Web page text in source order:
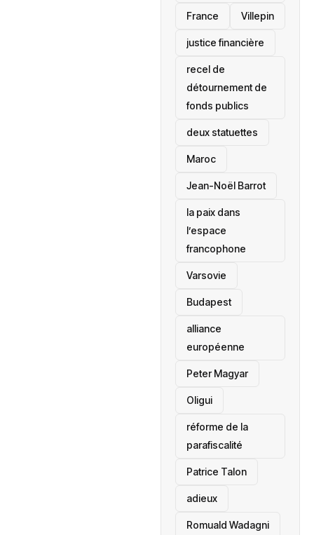
France Villepin
justice financière
recel de
détournement de
fonds publics
deux statuettes
Maroc
Jean-Noël Barrot
la paix dans
l’espace
francophone
‎Varsovie
Budapest
alliance
européenne
Peter Magyar
Oligui
réforme de la
parafiscalité
Patrice Talon
adieux
Romuald Wadagni